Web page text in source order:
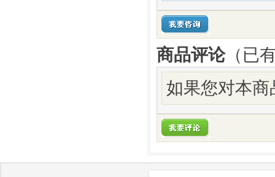
商品评论（已
如果您对本